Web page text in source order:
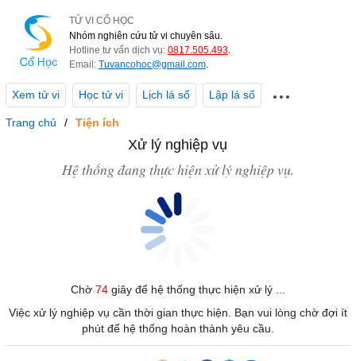
TỬ VI CỔ HỌC
Nhóm nghiên cứu tử vi chuyên sâu.
Hotline tư vấn dịch vụ: 0817.505.493.
Email: Tuvancohoc@gmail.com.
Xem tử vi Học tử vi Lịch lá số Lập lá số
Trang chủ Tiện ích
Xử lý nghiệp vụ
Hệ thống đang thực hiện xử lý nghiệp vụ.
Chờ 74giây để hệ thống thực hiện xử lý ...
Việc xử lý nghiệp vụ cần thời gian thực hiện. Bạn vui lòng chờ đợi ít
phút để hệ thống hoàn thành yêu cầu.